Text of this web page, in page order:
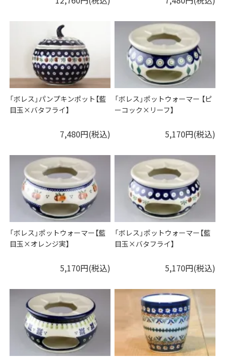
「ボレス」パンプキンポット【藍
目玉×バタフライ】
7,480円(税込)
「ボレス」ポットウォーマー 【ピ
ーコック×リーフ】
5,170円(税込)
「ボレス」ポットウォーマー【藍
目玉×オレンジ実】
5,170円(税込)
「ボレス」ポットウォーマー【藍
目玉×バタフライ】
5,170円(税込)